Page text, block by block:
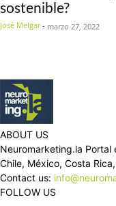
sostenible?
José Melgar - marzo 27, 2022
ABOUT US
Neuromarketing.la Portal
Chile, México, Costa
Contact us:
FOLLOW US